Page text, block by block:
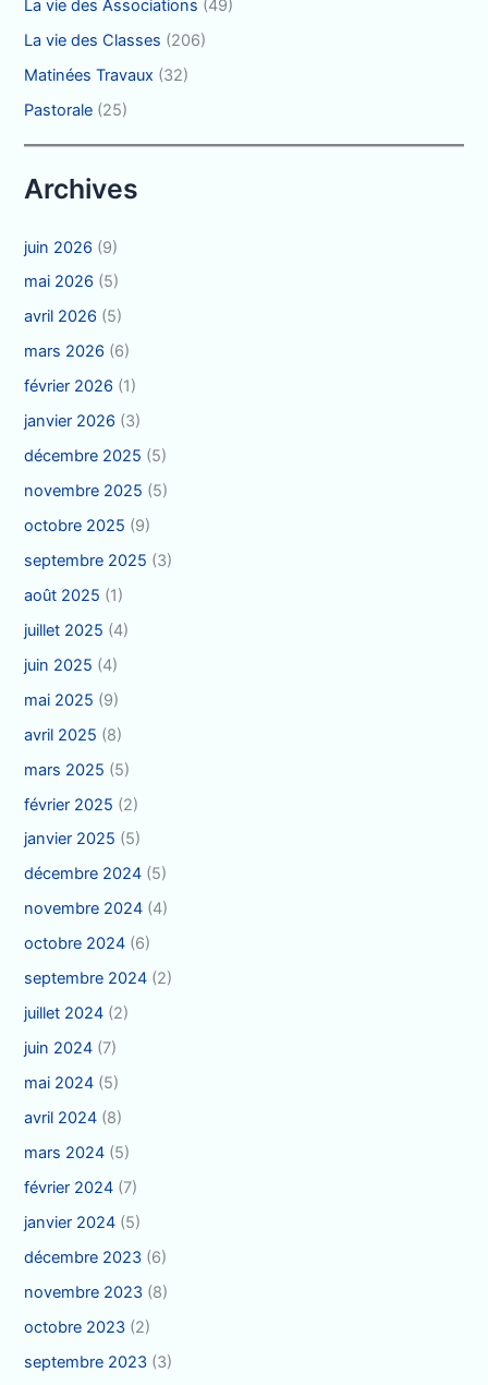
La vie des Associations (49)
La vie des Classes (206)
Matinées Travaux (32)
Pastorale (25)
Archives
juin 2026 (9)
mai 2026 (5)
avril 2026 (5)
mars 2026 (6)
février 2026 (1)
janvier 2026 (3)
décembre 2025 (5)
novembre 2025 (5)
octobre 2025 (9)
septembre 2025 (3)
août 2025 (1)
juillet 2025 (4)
juin 2025 (4)
mai 2025 (9)
avril 2025 (8)
mars 2025 (5)
février 2025 (2)
janvier 2025 (5)
décembre 2024 (5)
novembre 2024 (4)
octobre 2024 (6)
septembre 2024 (2)
juillet 2024 (2)
juin 2024 (7)
mai 2024 (5)
avril 2024 (8)
mars 2024 (5)
février 2024 (7)
janvier 2024 (5)
décembre 2023 (6)
novembre 2023 (8)
octobre 2023 (2)
septembre 2023 (3)